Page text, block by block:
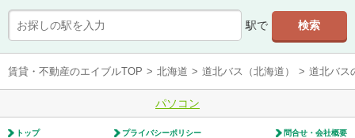
駅で
賃貸・不動産のエイブルTOP > 北海道 > 道北バス（北海道） > 道北バス
パソコン
トップ プライバシーポリシー 問合せ・会社概要